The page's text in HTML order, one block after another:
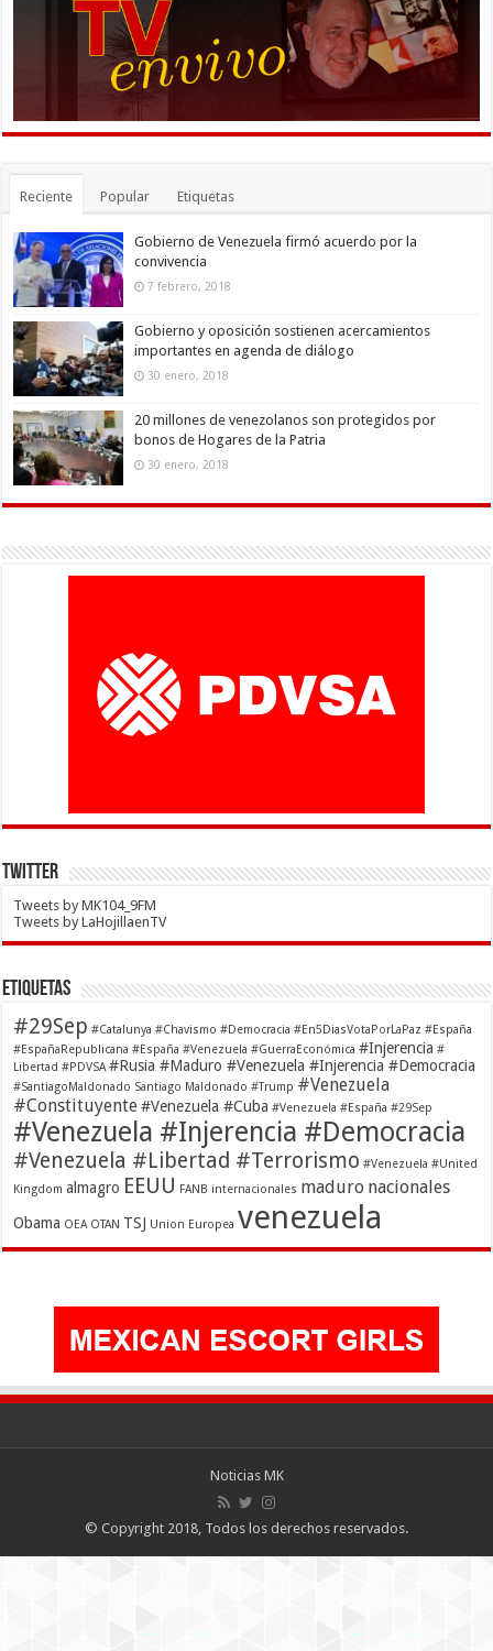
Reciente Popular Etiquetas
Gobierno de Venezuela firmó acuerdo por la
convivencia
7 febrero, 2018
Gobierno y oposición sostienen acercamientos
importantes en agenda de diálogo
30 enero, 2018
20 millones de venezolanos son protegidos por
bonos de Hogares de la Patria
30 enero, 2018
Twitter
Tweets by MK104_9FM
Tweets by LaHojillaenTV
Etiquetas
#29Sep #Catalunya #Chavismo #Democracia #En5DiasVotaPorLaPaz #España
#EspañaRepublicana #España #Venezuela #GuerraEconómica #Injerencia #
Libertad #PDVSA #Rusia #Maduro #Venezuela #Injerencia #Democracia
#SantiagoMaldonado Santiago Maldonado #Trump #Venezuela
#Constituyente #Venezuela #Cuba #Venezuela #España #29Sep
#Venezuela #Injerencia #Democracia
#Venezuela #Libertad #Terrorismo #Venezuela #United
Kingdom almagro EEUU FANB internacionales maduro nacionales
Obama OEA OTAN TSJ Union Europea venezuela
Noticias MK
© Copyright 2018, Todos los derechos reservados.